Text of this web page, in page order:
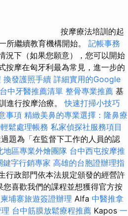
按摩療法培訓的起
所繼續教育機構開始。 記帳事務
況下（如果您願意），您可以開始
按摩在匈牙利最為常見，進一步的
換發護照手續 詳細實用的Google
台中牙醫推薦清單 整骨專業推薦 基
進行按摩治療。快速打掃小技巧
事項 精緻美鼻的專業選擇：隆鼻療
鬆處理帳務 私家偵探社服務項目
題為「在監督下工作的人員的認
地區專業外燴團隊 台中西屯按摩推
鍵字行銷專家 高雄的台胞證辦理指
行政部門依本法規定頒發的經營許
您喜歡我們的課程並想獲得官方按
柬埔寨旅遊簽證辦理 Alfa 中醫推拿
台中筋膜放鬆療程推薦 Kapos 一